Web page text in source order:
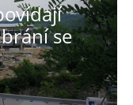
se